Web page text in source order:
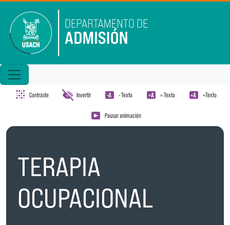
Contraste Invertir - Texto = Texto +Texto
Pausar animación
TERAPIA
OCUPACIONAL